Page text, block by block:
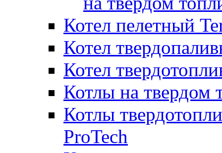
Котел пелетный
Котел
Котел
Котлы на твердом
Котлы
ProTech